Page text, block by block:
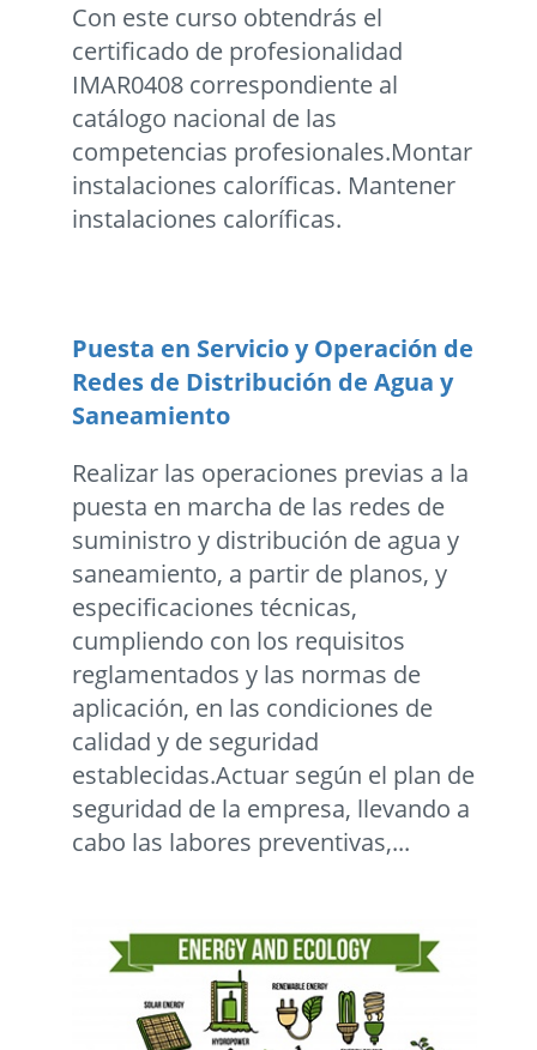
Con este curso obtendrás el
certificado de profesionalidad
IMAR0408 correspondiente al
catálogo nacional de las
competencias profesionales.Montar
instalaciones caloríficas. Mantener
instalaciones caloríficas.
Puesta en Servicio y Operación de
Redes de Distribución de Agua y
Saneamiento
Realizar las operaciones previas a la
puesta en marcha de las redes de
suministro y distribución de agua y
saneamiento, a partir de planos, y
especificaciones técnicas,
cumpliendo con los requisitos
reglamentados y las normas de
aplicación, en las condiciones de
calidad y de seguridad
establecidas.Actuar según el plan de
seguridad de la empresa, llevando a
cabo las labores preventivas,...